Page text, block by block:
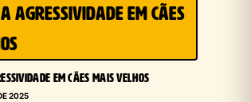
AGRESSIVIDADE EM CÃES
EM CÃES MAIS VELHOS
2025